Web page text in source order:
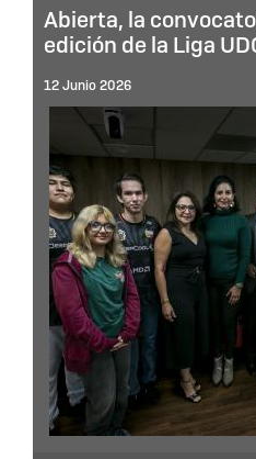
Abierta, la
edición de la Liga
12 Junio 2026